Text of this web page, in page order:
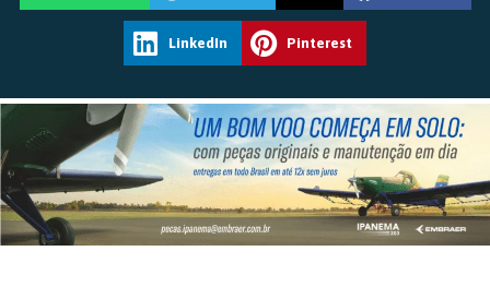
LinkedIn Pinterest